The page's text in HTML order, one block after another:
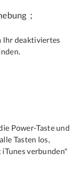
；
Ihr deaktiviertes
Power-Taste und
Tasten los,
verbunden"